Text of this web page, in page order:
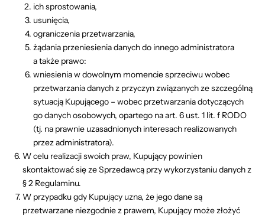
ich sprostowania,
usunięcia,
ograniczenia przetwarzania,
żądania przeniesienia danych do innego administratora
a także prawo:
wniesienia w dowolnym momencie sprzeciwu wobec
przetwarzania danych z przyczyn związanych ze szczególną
sytuacją Kupującego – wobec przetwarzania dotyczących
go danych osobowych, opartego na art. 6 ust. 1 lit. f RODO
(tj. na prawnie uzasadnionych interesach realizowanych
przez administratora).
W celu realizacji swoich praw, Kupujący powinien
skontaktować się ze Sprzedawcą przy wykorzystaniu danych z
§ 2 Regulaminu.
W przypadku gdy Kupujący uzna, że jego dane są
przetwarzane niezgodnie z prawem, Kupujący może złożyć